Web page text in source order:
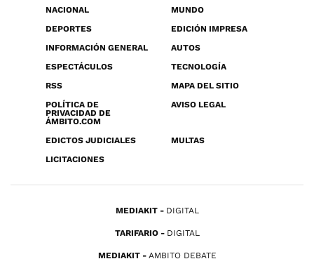
NACIONAL
MUNDO
DEPORTES
EDICIÓN IMPRESA
INFORMACIÓN GENERAL
AUTOS
ESPECTÁCULOS
TECNOLOGÍA
RSS
MAPA DEL SITIO
POLÍTICA DE
PRIVACIDAD DE
ÁMBITO.COM
AVISO LEGAL
EDICTOS JUDICIALES
MULTAS
LICITACIONES
MEDIAKIT DIGITAL
TARIFARIO DIGITAL
MEDIAKIT AMBITO DEBATE